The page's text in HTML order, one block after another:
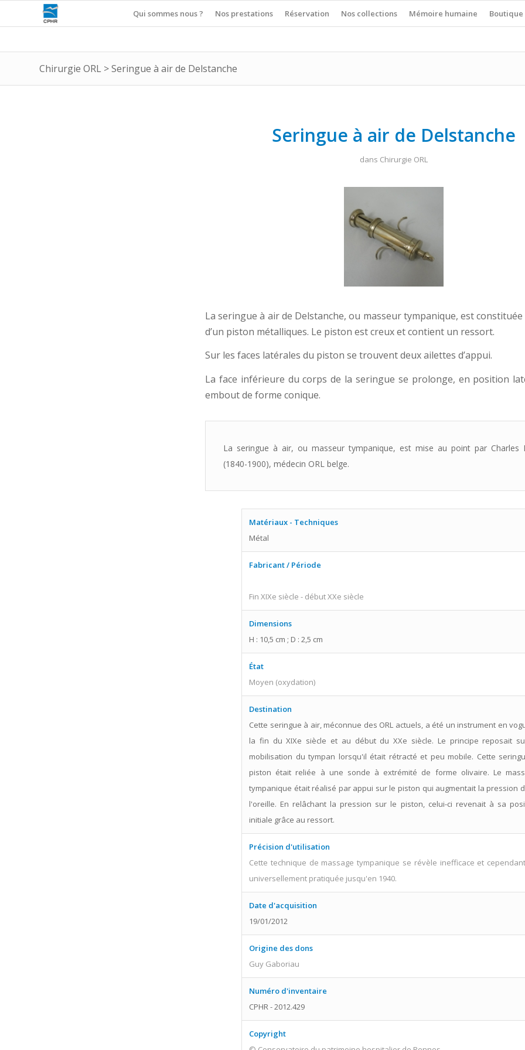
Qui sommes nous ? Nos prestations Réservation Nos collections Mémoire humaine Boutique
Chirurgie ORL >Seringue à air de Delstanche
Seringue à air de Delstanche
dans Chirurgie ORL
La seringue à air de Delstanche, ou masseur tympanique, est constituée
d’un piston métalliques. Le piston est creux et contient un ressort.
Sur les faces latérales du piston se trouvent deux ailettes d’appui.
La face inférieure du corps de la seringue se prolonge, en position
embout de forme conique.
La seringue à air, ou masseur tympanique, est mise au point par Charles
(1840-1900), médecin ORL belge.
Matériaux - Techniques
Métal
Fabricant / Période
Fin XIXe siècle - début XXe siècle
Dimensions
H : 10,5 cm ; D : 2,5 cm
État
Moyen (oxydation)
Destination
Cette seringue à air, méconnue des ORL actuels, a été un instrument en
la fin du XIXe siècle et au début du XXe siècle. Le principe reposait
mobilisation du tympan lorsqu'il était rétracté et peu mobile. Cette
piston était reliée à une sonde à extrémité de forme olivaire. Le
tympanique était réalisé par appui sur le piston qui augmentait la pression
l'oreille. En relâchant la pression sur le piston, celui-ci revenait à sa
initiale grâce au ressort.
Précision d'utilisation
Cette technique de massage tympanique se révèle inefficace et
universellement pratiquée jusqu'en 1940.
Date d'acquisition
19/01/2012
Origine des dons
Guy Gaboriau
Numéro d'inventaire
CPHR - 2012.429
Copyright